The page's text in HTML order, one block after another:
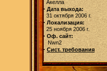
Акелла
· Дата выхода:
31 октября 2006 г.
· Локализация:
25 ноября 2006 г.
· Оф. сайт:
Nwn2
· Сист. требования